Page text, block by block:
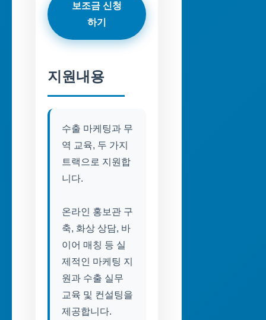
보조금 신청
하기
지원내용
수출 마케팅과 무
역 교육, 두 가지
트랙으로 지원합
니다.
온라인 홍보관 구
축, 화상 상담, 바
이어 매칭 등 실
제적인 마케팅 지
원과 수출 실무
교육 및 컨설팅을
제공합니다.